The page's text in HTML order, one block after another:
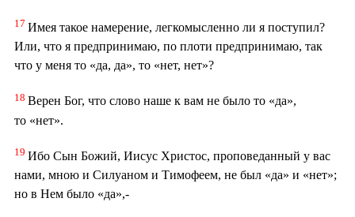
17 Имея такое намерение, легкомысленно ли я поступил?
Или, что я предпринимаю, по плоти предпринимаю, так
что у меня то «да, да», то «нет, нет»?
18 Верен Бог, что слово наше к вам не было то «да»,
то «нет».
19 Ибо Сын Божий, Иисус Христос, проповеданный у вас
нами, мною и Силуаном и Тимофеем, не был «да» и «нет»;
но в Нем было «да»,-